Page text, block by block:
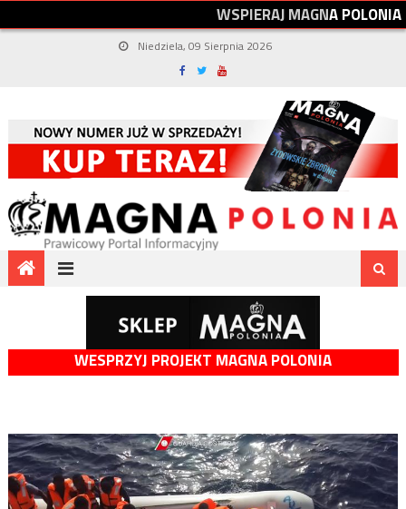
WSPIERAJMAGNAPOLONIA
Niedziela, 09 Sierpnia 2026
WESPRZYJ PROJEKT MAGNA POLONIA